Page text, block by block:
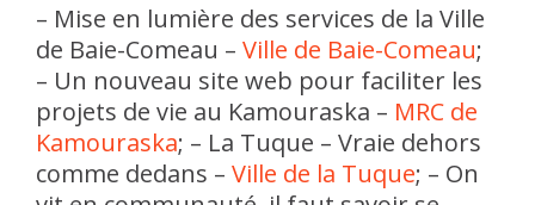
– Mise en lumière des services de la Ville
de Baie-Comeau – Ville de Baie-Comeau;
– Un nouveau site web pour faciliter les
projets de vie au Kamouraska – MRC de
Kamouraska; – La Tuque – Vraie dehors
comme dedans – Ville de la Tuque; – On